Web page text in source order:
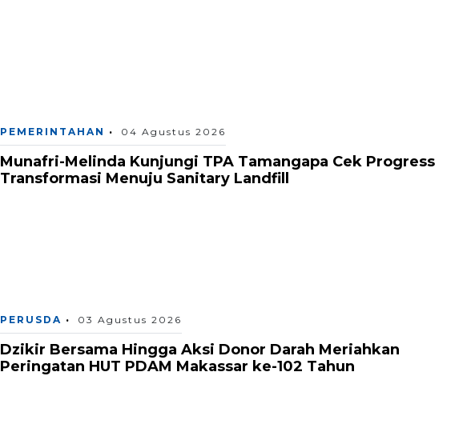
PEMERINTAHAN 04 Agustus 2026
Munafri-Melinda Kunjungi TPA Tamangapa Cek Progress
Transformasi Menuju Sanitary Landfill
PERUSDA 03 Agustus 2026
Dzikir Bersama Hingga Aksi Donor Darah Meriahkan
Peringatan HUT PDAM Makassar ke-102 Tahun